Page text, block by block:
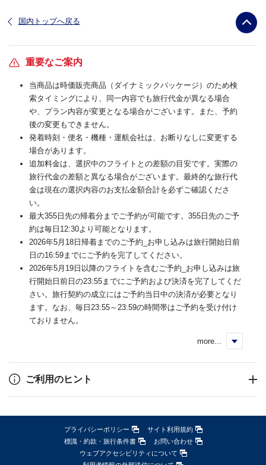
国内トップへ戻る
重要なご案内
当商品は時価販売商品（ダイナミックパッケージ）のため検
索タイミングにより、同一内容でも旅行代金が異なる場合
や、プラン内容が変更となる場合がございます。また、予約
後の変更もできません。
発着時刻・便名・機種・運航会社は、お断りなしに変更する
場合があります。
追加料金は、選択中のフライトとの差額の目安です。実際の
旅行代金の差額と異なる場合がございます。最終的な旅行代
金は現在の選択内容のお支払金額合計を必ずご確認くださ
い。
最大355日先の帰着分までご予約が可能です。355日先のご予
約は毎日12:30より可能となります。
2026年5月18日帰着までのご予約_お申し込みは旅行開始日前
日の16:59までにご予約を完了してください。
2026年5月19日以降のフライトを含むご予約_お申し込みは旅
行開始日前日の23:55までにご予約および決済を完了してくだ
さい。旅行契約の成立にはご予約当日中の決済が必要となり
ます。なお、毎日23:55～23:59の時間帯はご予約を受け付け
ておりません。
more...
ご利用のヒント
プライバシーポリシー
サイト利用規約
標識・約款・旅行条件書
お問い合わせ
ウェブアクセシビリティについて